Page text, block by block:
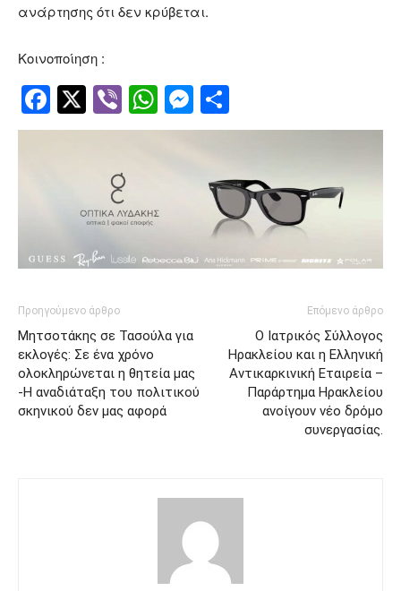
ανάρτησης ότι δεν κρύβεται.
Κοινοποίηση :
Facebook
Twitter
ViberWhatsApp
Messenger
Προηγούμενο άρθρο
Μητσοτάκης σε Τασούλα για
εκλογές: Σε ένα χρόνο
ολοκληρώνεται η θητεία μας
-Η αναδιάταξη του πολιτικού
σκηνικού δεν μας αφορά
Επόμενο άρθρο
Ο Ιατρικός Σύλλογος
Ηρακλείου και η Ελληνική
Αντικαρκινική Εταιρεία –
Παράρτημα Ηρακλείου
ανοίγουν νέο δρόμο
συνεργασίας.